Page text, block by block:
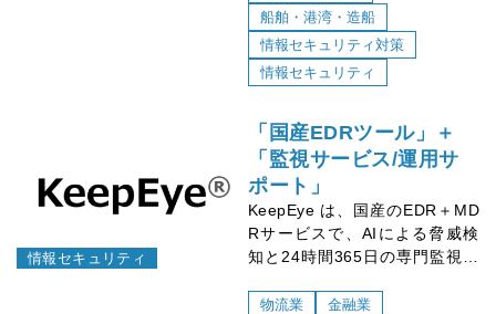
船舶・港湾・造船
情報セキュリティ対策
情報セキュリティ
情報セキュリティ
「国産EDRツール」＋
「監視サービス/運用サ
ポート」
KeepEye は、国産のEDR＋MD
Rサービスで、AIによる脅威検
知と24時間365日の専門監視を
ュリティ人材がいない企業にも
物流業
金融業